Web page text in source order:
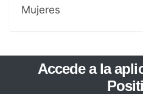
Mujeres
Accede a la